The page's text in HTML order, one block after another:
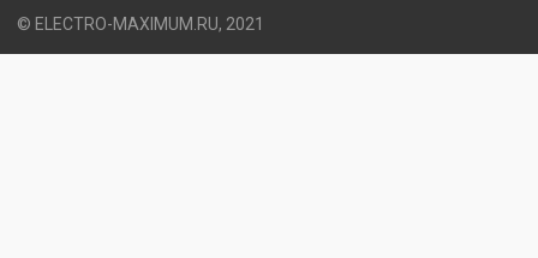
© ELECTRO-MAXIMUM.RU, 2021